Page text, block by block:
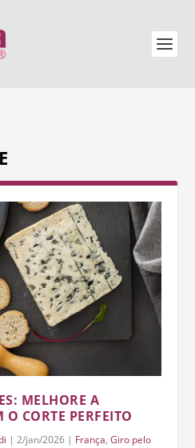
MELHORE A
CORTE PERFEITO
|2/jan/2026 | França,Giro pelo